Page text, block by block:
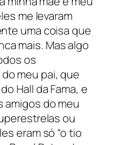
me levaram
uma coisa que
mais. Mas algo
os
meu pai, que
Hall da Fama, e
amigos do meu
ou
eram só “o tio